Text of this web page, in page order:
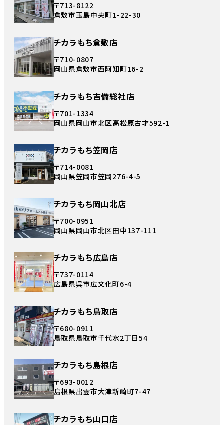
〒713-8122
倉敷市玉島中央町1-22-30
チカラもち倉敷店
〒710-0807
岡山県倉敷市西阿知町16-2
チカラもち吉備総社店
〒701-1334
岡山県岡山市北区高松原古才592-1
チカラもち笠岡店
〒714-0081
岡山県笠岡市笠岡276-4-5
チカラもち岡山北店
〒700-0951
岡山県岡山市北区田中137-111
チカラもち広島店
〒737-0114
広島県呉市広文化町6-4
チカラもち鳥取店
〒680-0911
鳥取県鳥取市千代水2丁目54
チカラもち島根店
〒693-0012
島根県出雲市大津新崎町7-47
チカラもち山口店